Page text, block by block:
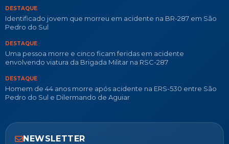
DESTAQUE
Identificado jovem que morreu em acidente na BR-287 em São
Pedro do Sul
DESTAQUE
Uma pessoa morre e cinco ficam feridas em acidente
envolvendo viatura da Brigada Militar na RSC-287
DESTAQUE
Homem de 44 anos morre após acidente na ERS-530 entre São
Pedro do Sul e Dilermando de Aguiar
NEWSLETTER